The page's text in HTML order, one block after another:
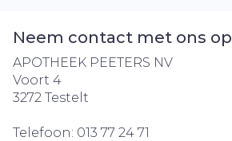
Neem contact met ons op
APOTHEEK PEETERS NV
Voort 4
3272 Testelt
Telefoon: 013 77 24 71